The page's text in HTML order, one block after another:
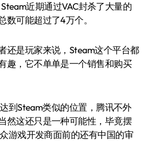
近期通过VAC封杀了大量的
数可能超过了4万个。
还是玩家来说，Steam这个平台都
趣，它不单单是一个销售和购买
到Steam类似的位置，腾讯不外
然这还只是一种可能性，毕竟摆
游戏开发商面前的还有中国的审